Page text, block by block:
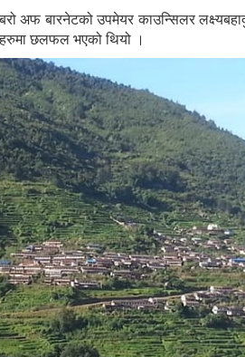
अफ बारनेटको उपमेयर काउन्सिलर
छलफल भएको थियो ।